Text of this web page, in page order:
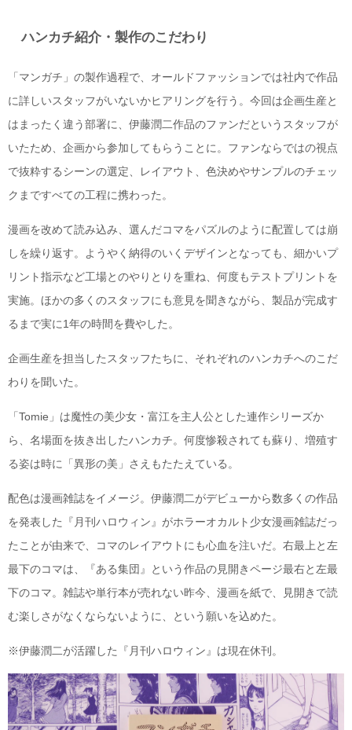
ハンカチ紹介・製作のこだわり
「マンガチ」の製作過程で、オールドファッションでは社内で作品
に詳しいスタッフがいないかヒアリングを行う。今回は企画生産と
はまったく違う部署に、伊藤潤二作品のファンだというスタッフが
いたため、企画から参加してもらうことに。ファンならではの視点
で抜粋するシーンの選定、レイアウト、色決めやサンプルのチェッ
クまですべての工程に携わった。
漫画を改めて読み込み、選んだコマをパズルのように配置しては崩
しを繰り返す。ようやく納得のいくデザインとなっても、細かいプ
リント指示など工場とのやりとりを重ね、何度もテストプリントを
実施。ほかの多くのスタッフにも意見を聞きながら、製品が完成す
るまで実に1年の時間を費やした。
企画生産を担当したスタッフたちに、それぞれのハンカチへのこだ
わりを聞いた。
「Tomie」は魔性の美少女・富江を主人公とした連作シリーズか
ら、名場面を抜き出したハンカチ。何度惨殺されても蘇り、増殖す
る姿は時に「異形の美」さえもたたえている。
配色は漫画雑誌をイメージ。伊藤潤二がデビューから数多くの作品
を発表した『月刊ハロウィン』がホラーオカルト少女漫画雑誌だっ
たことが由来で、コマのレイアウトにも心血を注いだ。右最上と左
最下のコマは、『ある集団』という作品の見開きページ最右と左最
下のコマ。雑誌や単行本が売れない昨今、漫画を紙で、見開きで読
む楽しさがなくならないように、という願いを込めた。
※伊藤潤二が活躍した『月刊ハロウィン』は現在休刊。